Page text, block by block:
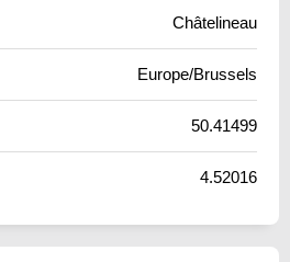
Châtelineau
Europe/Brussels
50.41499
4.52016